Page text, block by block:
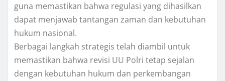
guna memastikan bahwa regulasi yang dihasilkan
dapat menjawab tantangan zaman dan kebutuhan
hukum nasional.
Berbagai langkah strategis telah diambil untuk
memastikan bahwa revisi UU Polri tetap sejalan
dengan kebutuhan hukum dan perkembangan